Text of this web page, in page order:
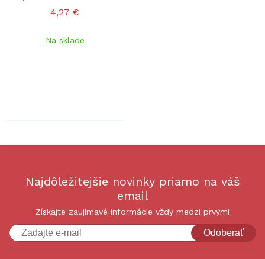
4,27 €
Na sklade
Najdôležitejšie novinky priamo na váš
email
Získajte zaujímavé informácie vždy medzi prvými
Odoberať